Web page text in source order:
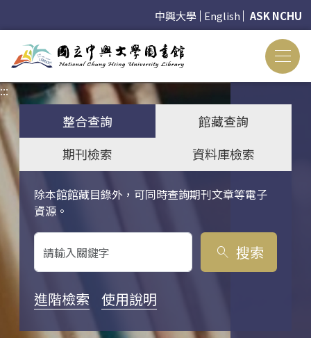
中興大學 English ASK NCHU
:::
整合查詢
館藏查詢
期刊檢索
資料庫檢索
除本館館藏目錄外，可同時查詢期刊文章等電子
資源。
關鍵字搜尋
search 搜索
進階檢索 使用說明